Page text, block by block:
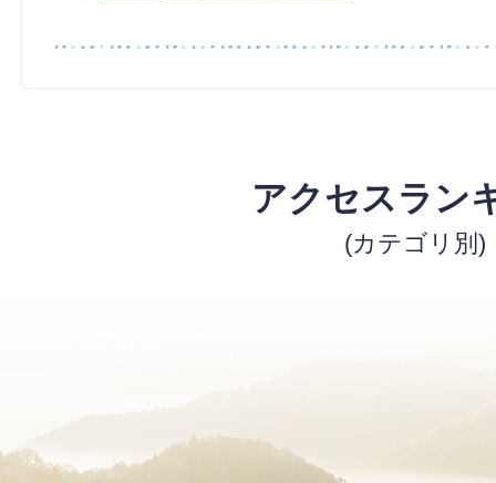
アクセスラン
(カテゴリ別)